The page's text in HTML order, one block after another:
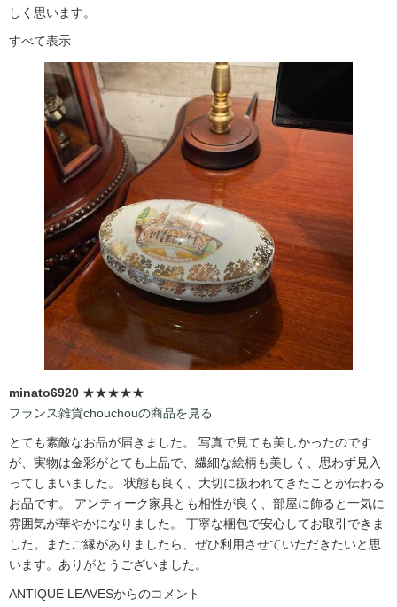
しく思います。
すべて表示
minato6920 ★★★★★
フランス雑貨chouchouの商品を見る
とても素敵なお品が届きました。 写真で見ても美しかったのです
が、実物は金彩がとても上品で、繊細な絵柄も美しく、思わず見入
ってしまいました。 状態も良く、大切に扱われてきたことが伝わる
お品です。 アンティーク家具とも相性が良く、部屋に飾ると一気に
雰囲気が華やかになりました。 丁寧な梱包で安心してお取引できま
した。またご縁がありましたら、ぜひ利用させていただきたいと思
います。ありがとうございました。
ANTIQUE LEAVESからのコメント